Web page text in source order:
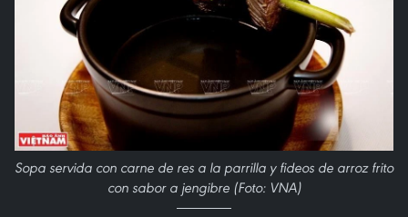
Sopa servida con carne de res a la parrilla y fideos de arroz frito
con sabor a jengibre (Foto: VNA)